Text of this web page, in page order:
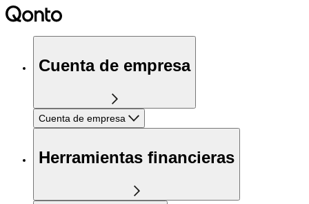
Cuenta de empresa
Cuenta de empresa
Herramientas financieras